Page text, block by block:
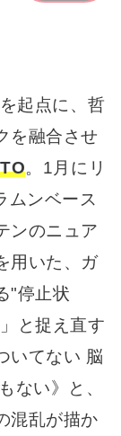
起点に、哲
を融合させ
。1月にリ
ムンベース
ンのニュア
用いた、ガ
"停止状
と捉え直す
いてない 脳
ない》と、
混乱が描か